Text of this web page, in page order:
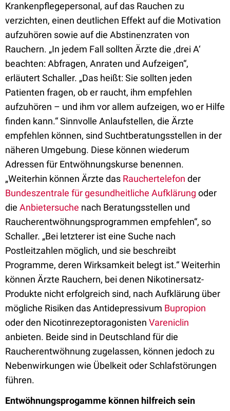
Krankenpflegepersonal, auf das Rauchen zu
verzichten, einen deutlichen Effekt auf die Motivation
aufzuhören sowie auf die Abstinenzraten von
Rauchern. „In jedem Fall sollten Ärzte die ‚drei A‘
beachten: Abfragen, Anraten und Aufzeigen“,
erläutert Schaller. „Das heißt: Sie sollten jeden
Patienten fragen, ob er raucht, ihm empfehlen
aufzuhören – und ihm vor allem aufzeigen, wo er Hilfe
finden kann.“ Sinnvolle Anlaufstellen, die Ärzte
empfehlen können, sind Suchtberatungsstellen in der
näheren Umgebung. Diese können wiederum
Adressen für Entwöhnungskurse benennen.
„Weiterhin können Ärzte das Rauchertelefon der
Bundeszentrale für gesundheitliche Aufklärung oder
die Anbietersuche nach Beratungsstellen und
Raucherentwöhnungsprogrammen empfehlen“, so
Schaller. „Bei letzterer ist eine Suche nach
Postleitzahlen möglich, und sie beschreibt
Programme, deren Wirksamkeit belegt ist.“ Weiterhin
können Ärzte Rauchern, bei denen Nikotinersatz-
Produkte nicht erfolgreich sind, nach Aufklärung über
mögliche Risiken das Antidepressivum Bupropion
oder den Nicotinrezeptoragonisten Vareniclin
anbieten. Beide sind in Deutschland für die
Raucherentwöhnung zugelassen, können jedoch zu
Nebenwirkungen wie Übelkeit oder Schlafstörungen
führen.
Entwöhnungsprogamme können hilfreich sein